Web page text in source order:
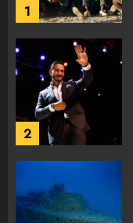
2
3